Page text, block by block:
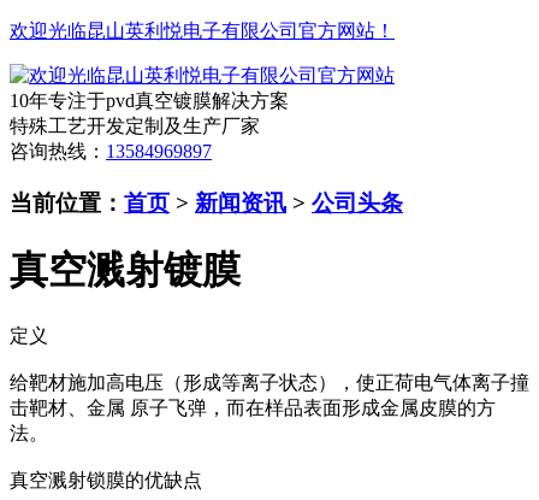
欢迎光临昆山英利悦电子有限公司官方网站！
10年专注于pvd真空镀膜解决方案
特殊工艺开发定制及生产厂家
咨询热线： 13584969897
当前位置： 首页 > 新闻资讯 > 公司头条
真空溅射镀膜
定义
给靶材施加高电压（形成等离子状态），使正荷电气体离子撞
击靶材、金属 原子飞弹，而在样品表面形成金属皮膜的方
法。
真空溅射锁膜的优缺点